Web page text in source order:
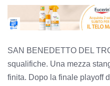
SAN BENEDETTO DEL
squalifiche. Una mezza
finita. Dopo la finale playoff